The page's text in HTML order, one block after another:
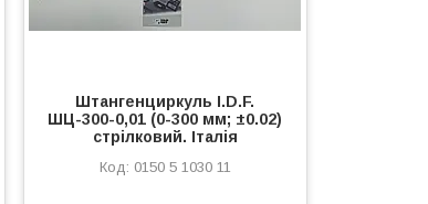
Штангенциркуль I.D.F.
ШЦ-300-0,01 (0-300 мм; ±0.02)
стрілковий. Італія
0150 5 1030 11